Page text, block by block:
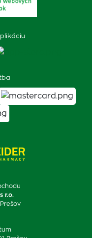
r.o.